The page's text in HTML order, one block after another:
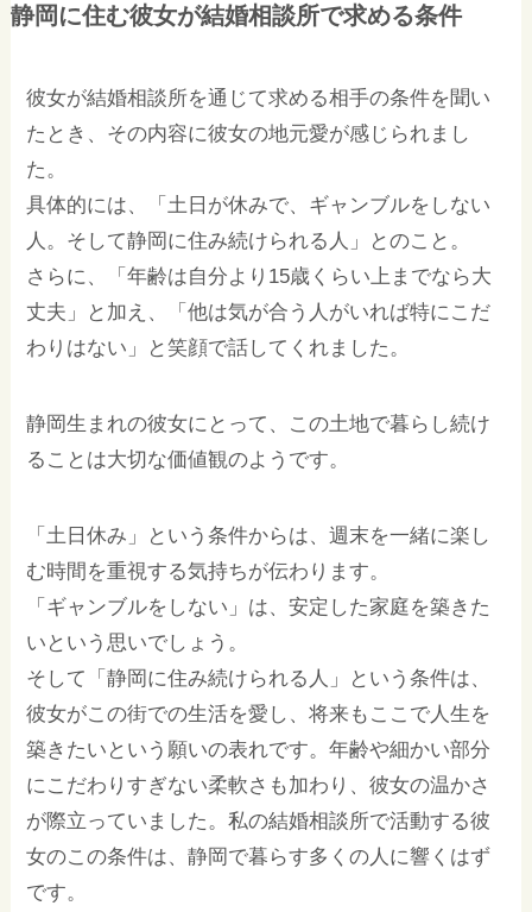
静岡に住む彼女が結婚相談所で求める条件
彼女が結婚相談所を通じて求める相手の条件を聞い
たとき、その内容に彼女の地元愛が感じられまし
た。
具体的には、「土日が休みで、ギャンブルをしない
人。そして静岡に住み続けられる人」とのこと。
さらに、「年齢は自分より15歳くらい上までなら大
丈夫」と加え、「他は気が合う人がいれば特にこだ
わりはない」と笑顔で話してくれました。
静岡生まれの彼女にとって、この土地で暮らし続け
ることは大切な価値観のようです。
「土日休み」という条件からは、週末を一緒に楽し
む時間を重視する気持ちが伝わります。
「ギャンブルをしない」は、安定した家庭を築きた
いという思いでしょう。
そして「静岡に住み続けられる人」という条件は、
彼女がこの街での生活を愛し、将来もここで人生を
築きたいという願いの表れです。年齢や細かい部分
にこだわりすぎない柔軟さも加わり、彼女の温かさ
が際立っていました。私の結婚相談所で活動する彼
女のこの条件は、静岡で暮らす多くの人に響くはず
です。